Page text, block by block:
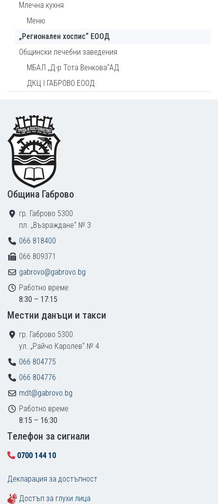
Млечна кухня
Меню
„Регионален хоспис“ ЕООД
Общински лечебни заведения
МБАЛ „Д-р Тота Венкова“АД
ДКЦ I ГАБРОВО ЕООД
Footer
Община Габрово
гр. Габрово 5300
пл. „Възраждане“ № 3
066 818400
066 809371
gabrovo@gabrovo.bg
Работно време
8:30 – 17:15
Местни данъци и такси
гр. Габрово 5300
ул. „Райчо Каролев“ № 4
066 804775
066 804776
mdt@gabrovo.bg
Работно време
8:15 – 16:30
Tелефон за сигнали
0700 144 10
Декларация за достъпност
Достъп за глухи лица